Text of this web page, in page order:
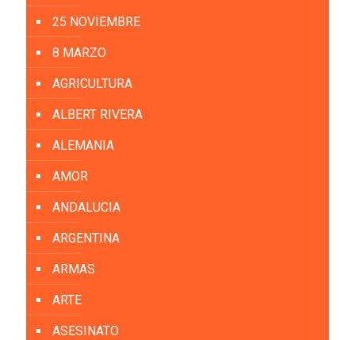
25 NOVIEMBRE
8 MARZO
AGRICULTURA
ALBERT RIVERA
ALEMANIA
AMOR
ANDALUCIA
ARGENTINA
ARMAS
ARTE
ASESINATO